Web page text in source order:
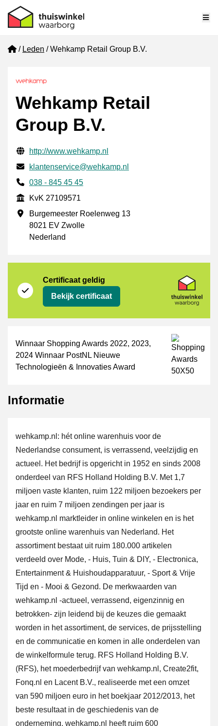
Home
Leden Wehkamp Retail Group B.V.
Wehkamp Retail
Group B.V.
Gecontroleerde contactgegevens
Website URL
http://www.wehkamp.nl
E-mail
klantenservice@wehkamp.nl
Telefoonnummer
038 - 845 45 45
KvK
KvK 27109571
Vestigingsadres
Burgemeester Roelenweg 13
8021 EV Zwolle
Nederland
Certificaat geldig
Bekijk certificaat
Winnaar Shopping Awards 2022, 2023,
2024 Winnaar PostNL Nieuwe
Technologieën & Innovaties Award
Informatie
wehkamp.nl: hét online warenhuis voor de
Nederlandse consument, is verrassend, veelzijdig en
actueel. Het bedrijf is opgericht in 1952 en sinds 2008
onderdeel van RFS Holland Holding B.V. Met 1,7
miljoen vaste klanten, ruim 122 miljoen bezoekers per
jaar en ruim 7 miljoen zendingen per jaar is
wehkamp.nl marktleider in online winkelen en is het
grootste online warenhuis van Nederland. Het
assortiment bestaat uit ruim 180.000 artikelen
verdeeld over Mode, - Huis, Tuin & DIY, - Electronica,
Entertainment & Huishoudapparatuur, - Sport & Vrije
Tijd en - Mooi & Gezond. De merkwaarden van
wehkamp.nl -actueel, verrassend, eigenzinnig en
betrokken- zijn leidend bij de keuzes die gemaakt
worden in het assortiment, de services, de prijsstelling
en de communicatie en komen in alle onderdelen van
de winkelformule terug. RFS Holland Holding B.V.
(RFS), het moederbedrijf van wehkamp.nl, Create2fit,
Fonq.nl en Lacent B.V., realiseerde met een omzet
van 590 miljoen euro in het boekjaar 2012/2013, het
beste resultaat in de geschiedenis van de
onderneming. wehkamp.nl heeft ruim 600